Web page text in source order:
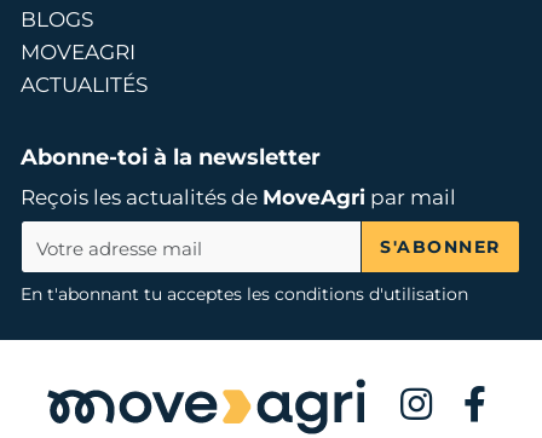
BLOGS
MOVEAGRI
ACTUALITÉS
Abonne-toi à la newsletter
Reçois les actualités de MoveAgripar mail
S'ABONNER
En t'abonnant tu acceptes les conditions d'utilisation